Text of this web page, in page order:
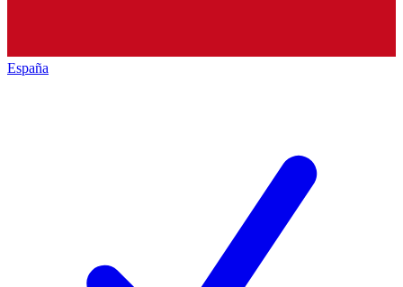
España